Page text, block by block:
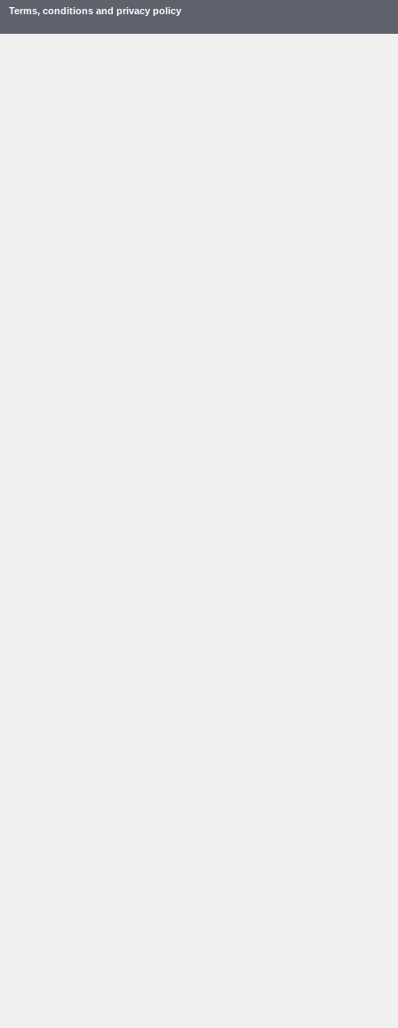
Terms, conditions and privacy policy